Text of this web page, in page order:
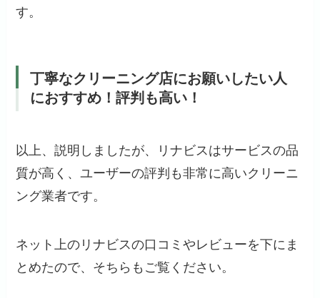
す。
丁寧なクリーニング店にお願いしたい人
におすすめ！評判も高い！
以上、説明しましたが、リナビスはサービスの品
質が高く、ユーザーの評判も非常に高いクリーニ
ング業者です。
ネット上のリナビスの口コミやレビューを下にま
とめたので、そちらもご覧ください。